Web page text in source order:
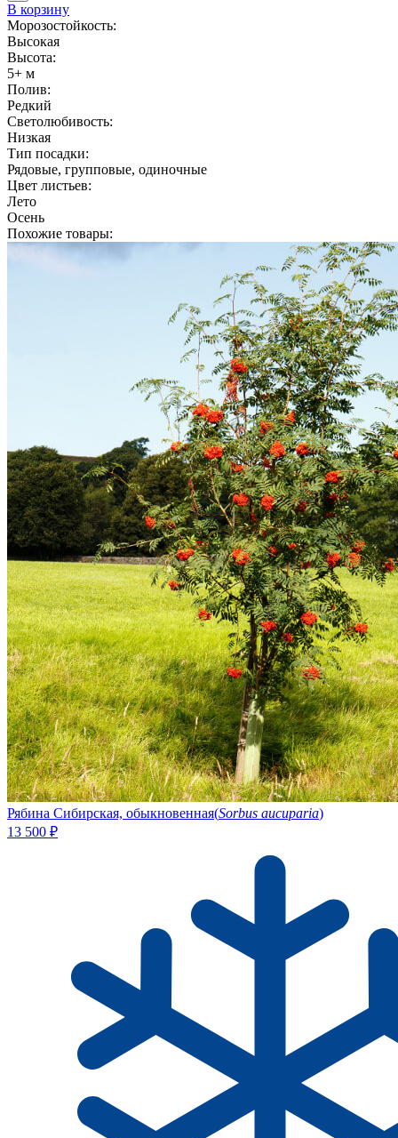
В корзину
Морозостойкость:
Высокая
Высота:
5+ м
Полив:
Редкий
Светолюбивость:
Низкая
Тип посадки:
Рядовые, групповые, одиночные
Цвет листьев:
Лето
Осень
Похожие товары:
Рябина Сибирская, обыкновенная(Sorbus aucuparia)
13 500 ₽